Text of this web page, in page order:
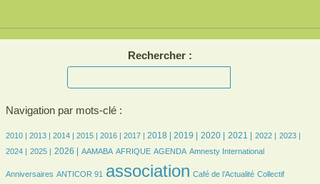
Rechercher :
Navigation par mots-clé :
6/2099
2010 |
6/20992013 |
162/2099 2014 |
306/2099 2015 |
367/2099 2016 |
423/2099 2017 |
573/2099 2018 |
608/2099 2019 |
523/2099 2020 |
537/2099 2021 |
410/2099 2022 |
404/2099 2023 |
415/2099
2024 |
416/2099
2025 |
509/2099 2026 |
78/2099 AAMABA
167/2099 AFRIQUE
410/2099 AGENDA
6/2099 Amnesty International
24/2099
Anniversaires ANTICOR 91 association Café de l’Actualité Collectif